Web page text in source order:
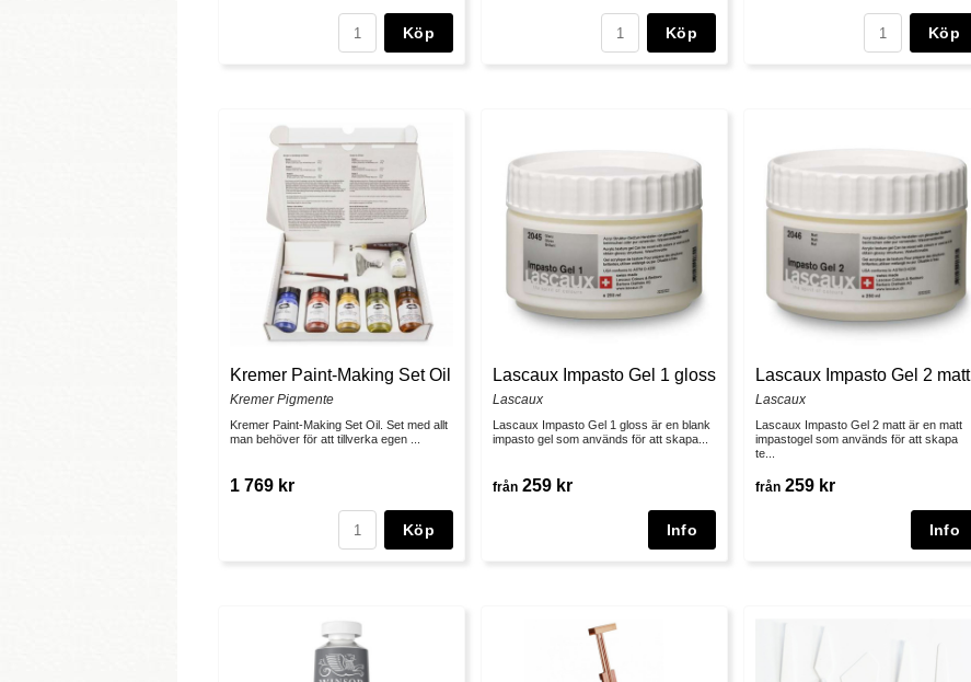
Köp Köp Köp
Kremer Paint-Making Set Oil
Kremer Pigmente
Kremer Paint-Making Set Oil. Set med allt
man behöver för att tillverka egen ...
1 769 kr
Köp
Lascaux Impasto Gel 1 gloss
Lascaux
Lascaux Impasto Gel 1 gloss är en blank
impasto gel som används för att skapa...
från 259 kr
Lascaux Impasto Gel 2 matt
Lascaux
Lascaux Impasto Gel 2 matt är en matt
impastogel som används för att skapa
te...
från 259 kr